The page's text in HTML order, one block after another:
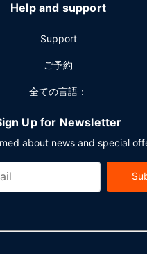
Help and support
Support
ご予約
全ての言語：
Up for Newsletter
about news and special